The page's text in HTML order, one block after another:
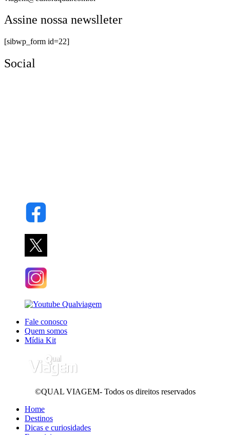
Assine nossa newslleter
[sibwp_form id=22]
Social
Fale conosco
Quem somos
Mídia Kit
©QUAL VIAGEM- Todos os direitos reservados
Home
Destinos
Dicas e curiosidades